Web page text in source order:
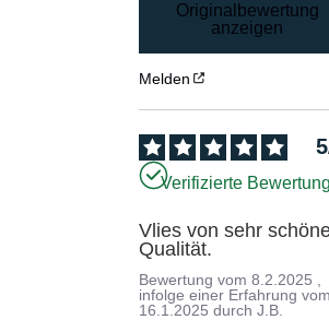
Originalbewertung
anzeigen
Melden
5
Verifizierte
Vlies von sehr
Qualität.
Bewertung vom8.2.2025
infolge einer Erfahrung
16.1.2025 durchJ.B.